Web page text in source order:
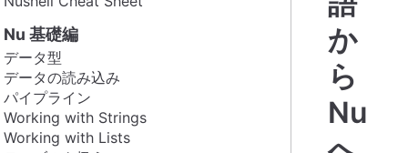
Nu 基礎編
データ型
データの読み込み
パイプライン
Working with Strings
Working with Lists
か
ら
Nu